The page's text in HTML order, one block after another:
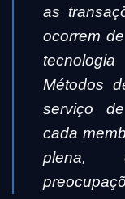
as
ocorrem
Métodos
serviço
cada
plena,